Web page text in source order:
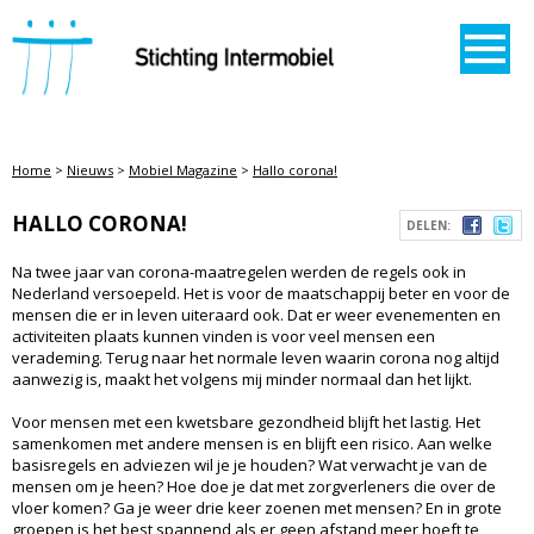
STICHTING INTERMOBIEL
Home > Nieuws > Mobiel Magazine > Hallo corona!
DELEN:
HALLO CORONA!
Na twee jaar van corona-maatregelen werden de regels ook in
Nederland versoepeld. Het is voor de maatschappij beter en voor de
mensen die er in leven uiteraard ook. Dat er weer evenementen en
activiteiten plaats kunnen vinden is voor veel mensen een
verademing. Terug naar het normale leven waarin corona nog altijd
aanwezig is, maakt het volgens mij minder normaal dan het lijkt.
Voor mensen met een kwetsbare gezondheid blijft het lastig. Het
samenkomen met andere mensen is en blijft een risico. Aan welke
basisregels en adviezen wil je je houden? Wat verwacht je van de
mensen om je heen? Hoe doe je dat met zorgverleners die over de
vloer komen? Ga je weer drie keer zoenen met mensen? En in grote
groepen is het best spannend als er geen afstand meer hoeft te